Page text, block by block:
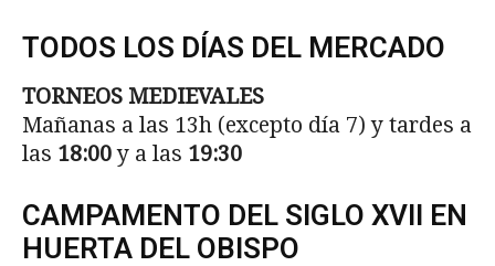
TODOS LOS DÍAS DEL MERCADO
TORNEOS MEDIEVALES
Mañanas a las 13h (excepto día 7) y tardes a
las 18:00y a las 19:30
CAMPAMENTO DEL SIGLO XVII EN
HUERTA DEL OBISPO